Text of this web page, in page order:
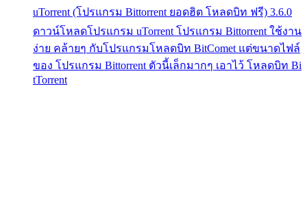
uTorrent (โปรแกรม Bittorrent ยอดฮิต โหลดบิท ฟรี) 3.6.0
ดาวน์โหลดโปรแกรม uTorrent โปรแกรม Bittorrent ใช้งาน
ง่าย คล้ายๆ กับโปรแกรมโหลดบิท BitComet แต่ขนาดไฟล์
ของ โปรแกรม Bittorrent ตัวนี้เล็กมากๆ เอาไว้ โหลดบิท Bi
tTorrent